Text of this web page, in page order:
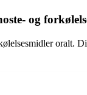
og
oralt.